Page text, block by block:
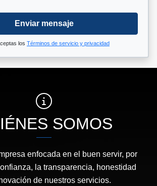
Enviar mensaje
los Términos de servicio y privacidad
SOMOS
enfocada en el buen servir, por
la transparencia, honestidad
de nuestros servicios.